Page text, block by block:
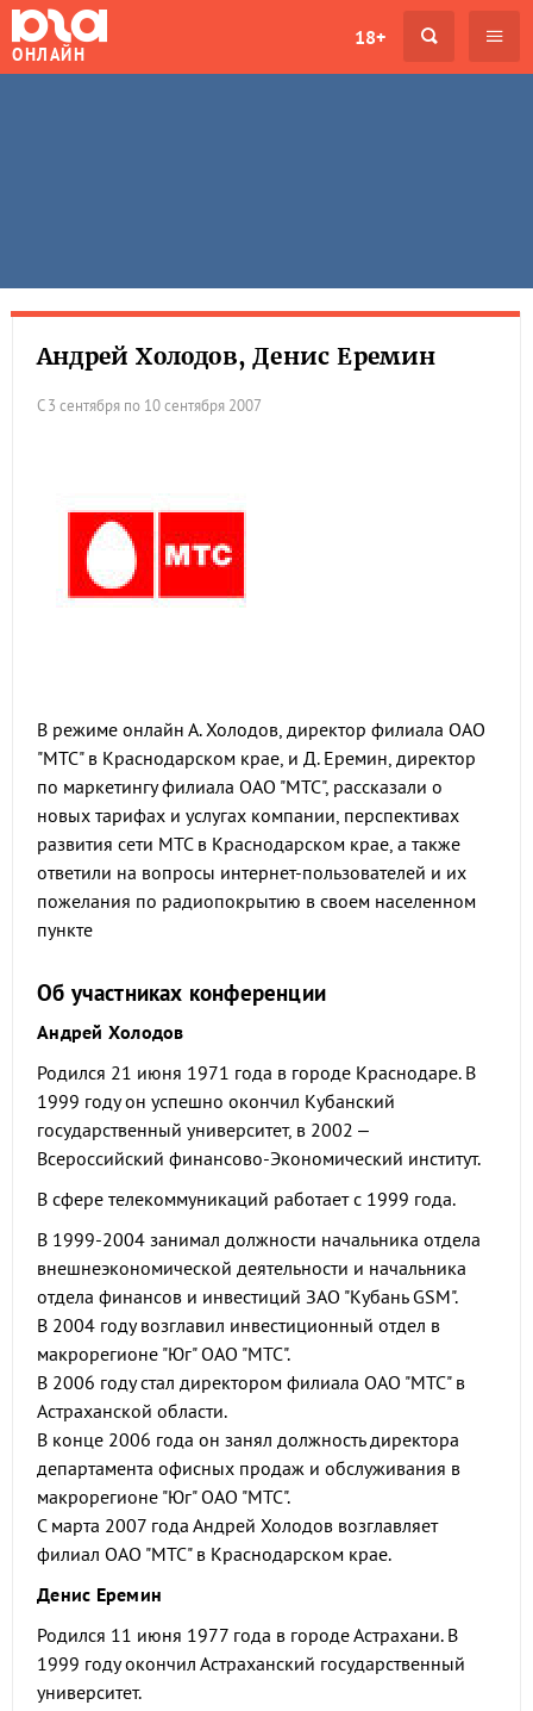
ОНЛАЙН
18+
Андрей Холодов, Денис Еремин
С 3 сентября по 10 сентября 2007
В режиме онлайн А. Холодов, директор филиала ОАО
"МТС" в Краснодарском крае, и Д. Еремин, директор
по маркетингу филиала ОАО "МТС", рассказали о
новых тарифах и услугах компании, перспективах
развития сети МТС в Краснодарском крае, а также
ответили на вопросы интернет-пользователей и их
пожелания по радиопокрытию в своем населенном
пункте
Об участниках конференции
Андрей Холодов
Родился 21 июня 1971 года в городе Краснодаре. В
1999 году он успешно окончил Кубанский
государственный университет, в 2002 –
Всероссийский финансово-Экономический институт.
В сфере телекоммуникаций работает с 1999 года.
В 1999-2004 занимал должности начальника отдела
внешнеэкономической деятельности и начальника
отдела финансов и инвестиций ЗАО "Кубань GSM".
В 2004 году возглавил инвестиционный отдел в
макрорегионе "Юг" ОАО "МТС".
В 2006 году стал директором филиала ОАО "МТС" в
Астраханской области.
В конце 2006 года он занял должность директора
департамента офисных продаж и обслуживания в
макрорегионе "Юг" ОАО "МТС".
С марта 2007 года Андрей Холодов возглавляет
филиал ОАО "МТС" в Краснодарском крае.
Денис Еремин
Родился 11 июня 1977 года в городе Астрахани. В
1999 году окончил Астраханский государственный
университет.